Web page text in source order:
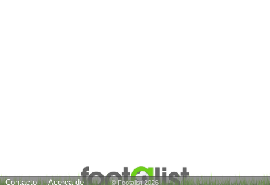
Contacto Acerca de © Footalist 2026